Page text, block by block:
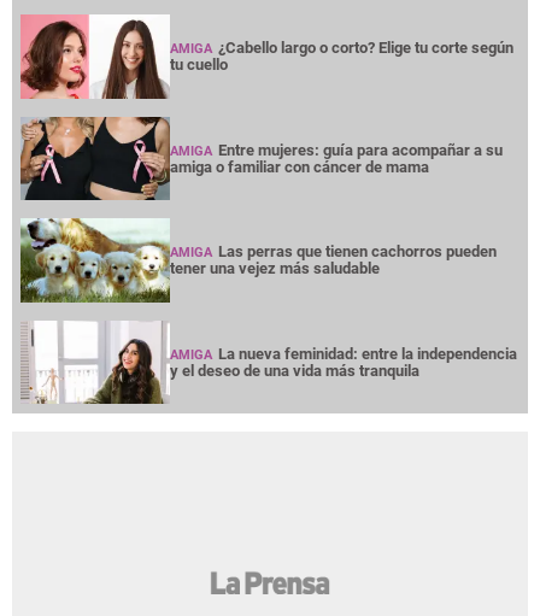
AMIGA ¿Cabello largo o corto? Elige tu corte según
tu cuello
AMIGA Entre mujeres: guía para acompañar a su
amiga o familiar con cáncer de mama
AMIGA Las perras que tienen cachorros pueden
tener una vejez más saludable
AMIGA La nueva feminidad: entre la independencia
y el deseo de una vida más tranquila